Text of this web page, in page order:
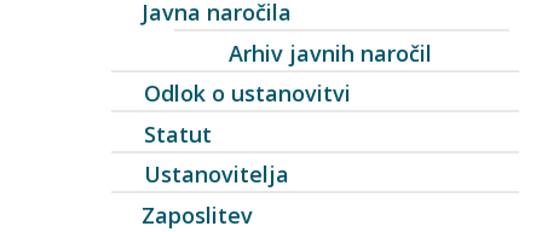
Javna naročila
Arhiv javnih naročil
Odlok o ustanovitvi
Statut
Ustanovitelja
Zaposlitev